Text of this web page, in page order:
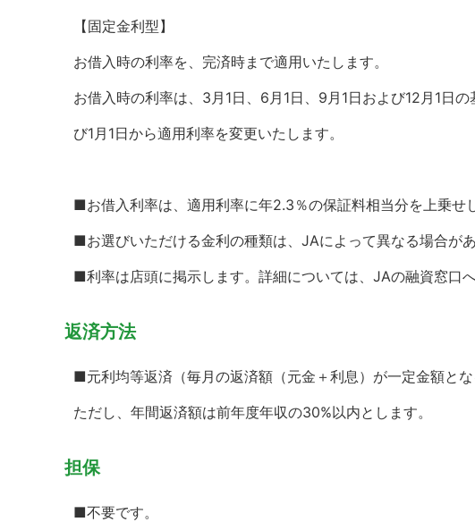
【固定金利型】
お借入時の利率を、完済時まで適用いたします。
お借入時の利率は、3月1日、6月1日、9月1日および12月1日
び1月1日から適用利率を変更いたします。
■お借入利率は、適用利率に年2.3％の保証料相当分を上乗せ
■お選びいただける金利の種類は、JAによって異なる場合があ
■利率は店頭に掲示します。詳細については、JAの融資窓口
返済方法
■元利均等返済（毎月の返済額（元金＋利息）が一定金額と
ただし、年間返済額は前年度年収の30%以内とします。
担保
■不要です。